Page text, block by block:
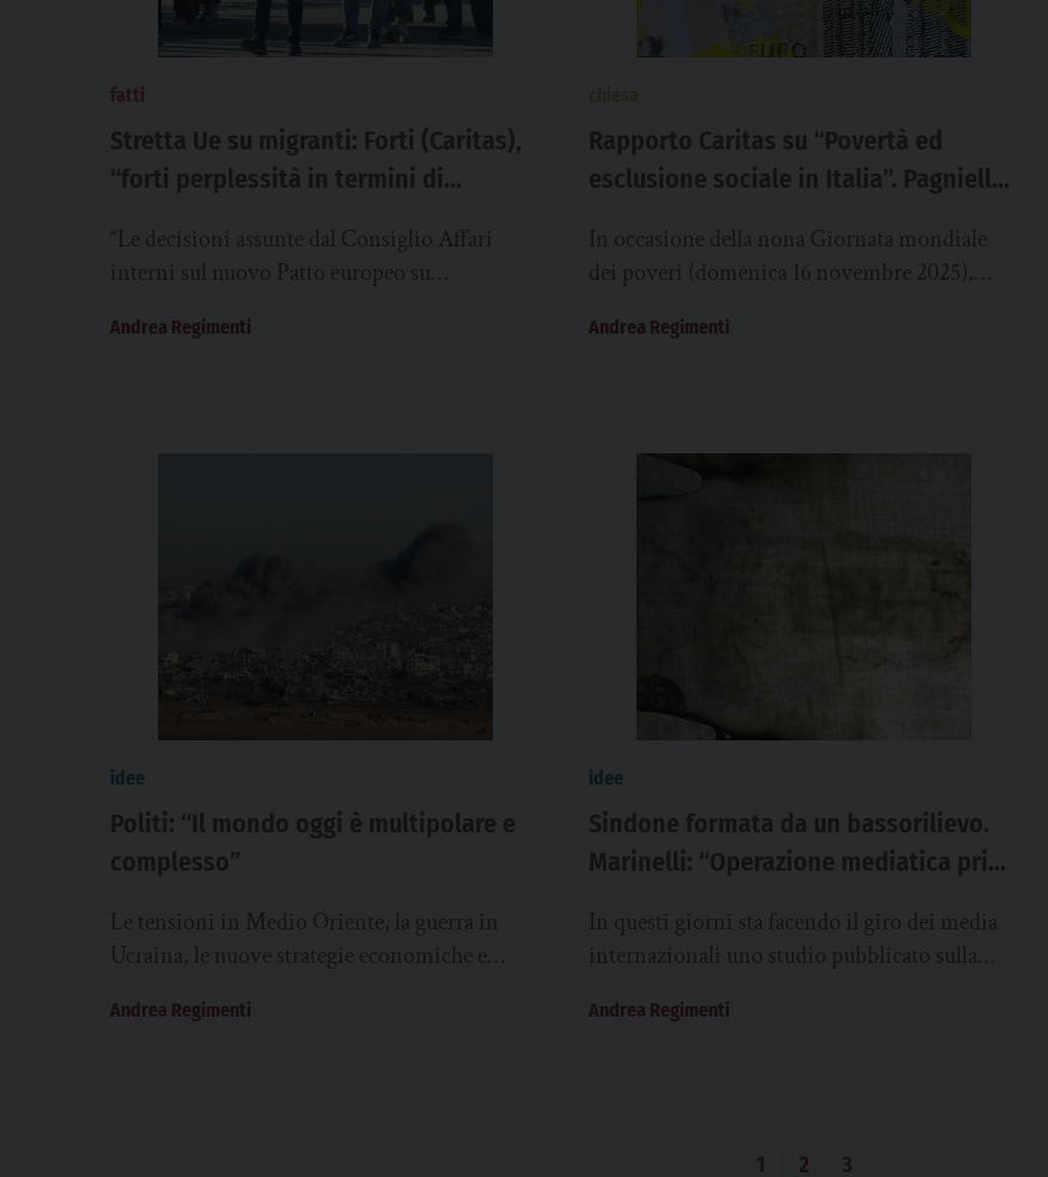
fatti
Stretta Ue su migranti: Forti (Caritas),
“forti perplessità in termini di
“Le decisioni assunte dal Consiglio Affari
interni sul nuovo Patto europeo su
in termini di efficacia...
Andrea Regimenti
Rapporto Caritas su “Povertà ed
esclusione sociale in Italia”. Pagniello:
In occasione della nona Giornata mondiale
dei poveri (domenica 16 novembre 2025),
edizione del Rapporto su povertà...
Andrea Regimenti
idee
Politi: “Il mondo oggi è multipolare e
complesso”
Le tensioni in Medio Oriente, la guerra in
Ucraina, le nuove strategie economiche e
riassetto...
Andrea Regimenti
idee
Sindone formata da un bassorilievo.
Marinelli: “Operazione mediatica priva
In questi giorni sta facendo il giro dei media
internazionali uno studio pubblicato sulla
formazione dell’immagine della...
Andrea Regimenti
1 2 3